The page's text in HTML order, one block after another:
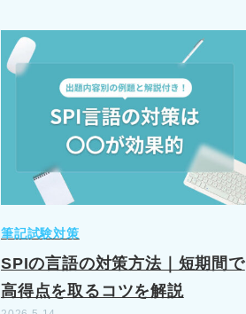
筆記試験対策
SPIの言語の対策方法｜短期間で
高得点を取るコツを解説